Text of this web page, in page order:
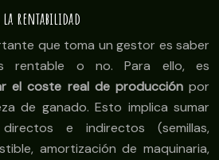
la rentabilidad
que toma un gestor es saber
rentable o no. Para ello, es
el coste real de producciónpor
de ganado. Esto implica sumar
e indirectos (semillas,
amortización de maquinaria,